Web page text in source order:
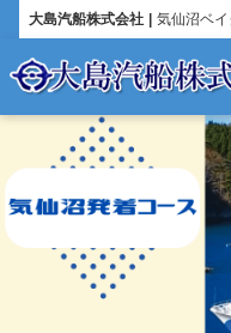
大島汽船株式会社 気仙沼ベ